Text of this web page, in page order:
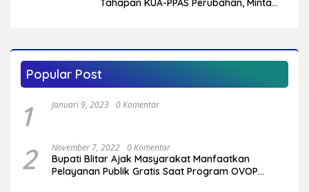
Tahapan KUA-PPAS Perubahan, Minta
Popular Post
1 Januari 9, 2023 0 Komentar
2 November 7, 2022 0 Komentar
Bupati Blitar Ajak Masyarakat Manfaatkan
Pelayanan Publik Gratis Saat Program OVOP